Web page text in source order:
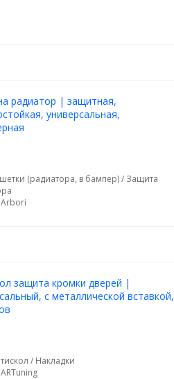
радиатор | защитная,
универсальная,
(радиатора, в бампер) / Защита
Arbori
защита кромки дверей |
с металлической вставкой,
/ Накладки
ARTuning